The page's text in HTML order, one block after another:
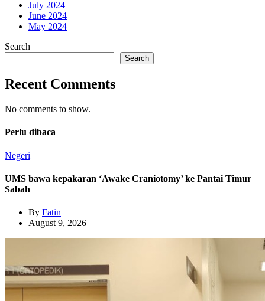
July 2024
June 2024
May 2024
Search
Search
Recent Comments
No comments to show.
Perlu dibaca
Negeri
UMS bawa kepakaran ‘Awake Craniotomy’ ke Pantai Timur
Sabah
By Fatin
August 9, 2026